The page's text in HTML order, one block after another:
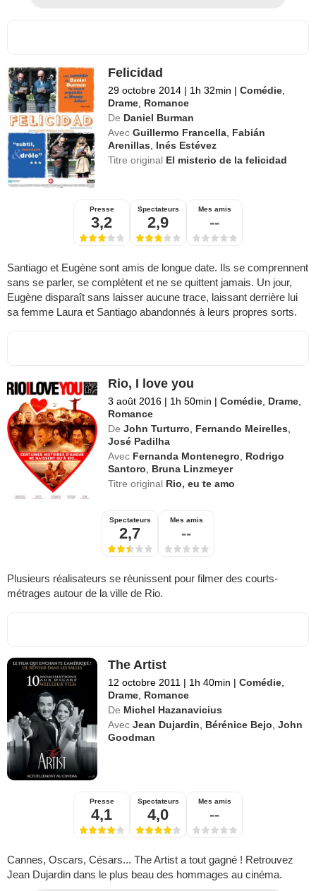
Felicidad
29 octobre 2014 | 1h 32min | Comédie
Drame Romance
De Daniel Burman
Avec Guillermo Francella Fabián
Arenillas
Inés Estévez
Titre original El misterio de la felicidad
Presse
3,2
Spectateurs
2,9
Mes amis
--
Santiago et Eugène sont amis de longue date. Ils se comprennent
sans se parler, se complètent et ne se quittent jamais. Un jour,
Eugène disparaît sans laisser aucune trace, laissant derrière lui
sa femme Laura et Santiago abandonnés à leurs propres sorts.
Rio, I love you
3 août 2016 | 1h 50min | Comédie Drame
Romance
De John Turturro Fernando Meirelles
José Padilha
Avec Fernanda Montenegro
Rodrigo
Santoro
Bruna Linzmeyer
Titre original Rio, eu te amo
Spectateurs
2,7
Mes amis
--
Plusieurs réalisateurs se réunissent pour filmer des courts-
métrages autour de la ville de Rio.
The Artist
12 octobre 2011 | 1h 40min | Comédie
Drame Romance
De Michel Hazanavicius
Avec Jean Dujardin Bérénice Bejo ,John
Goodman
Presse
4,1
Spectateurs
4,0
Mes amis
--
Cannes, Oscars, Césars... The Artist a tout gagné ! Retrouvez
Jean Dujardin dans le plus beau des hommages au cinéma.